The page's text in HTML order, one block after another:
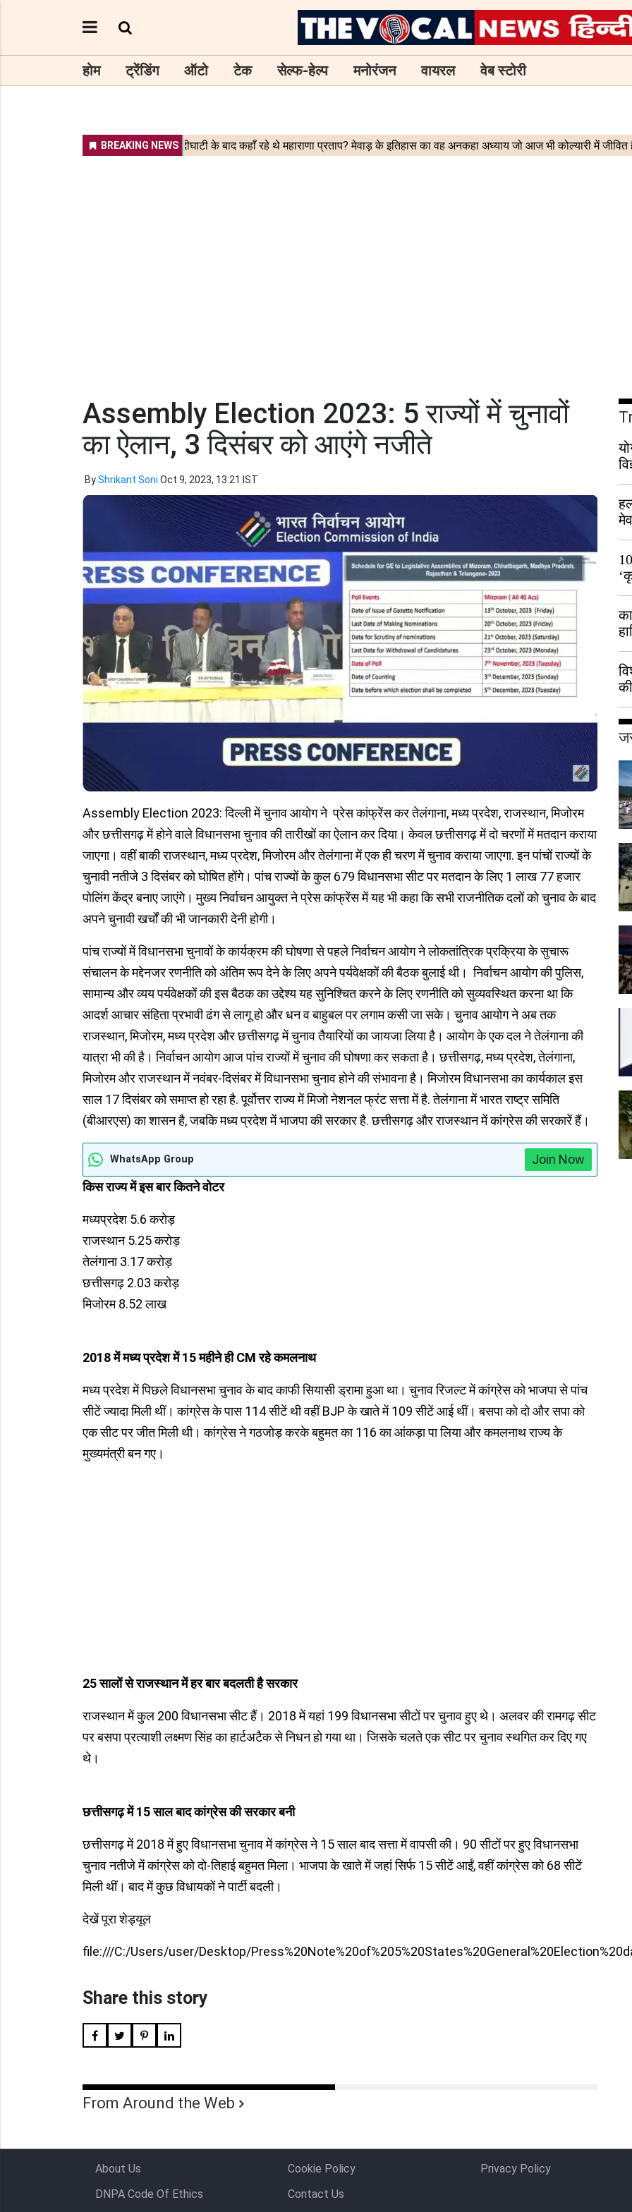
होम ट्रेंडिंग ऑटो टेक सेल्फ-हेल्प मनोरंजन वायरल वेब स्टोरी
Assembly Election 2023: 5 राज्यों में चुनावों
का ऐलान, 3 दिसंबर को आएंगे नजीते
ByShrikant Soni Oct 9, 2023, 13:21 IST
Assembly Election 2023: दिल्ली में चुनाव आयोग ने प्रेस कांफ्रेंस कर तेलंगाना, मध्य प्रदेश, राजस्थान, मिजोरम
और छत्तीसगढ़ में होने वाले विधानसभा चुनाव की तारीखों का ऐलान कर दिया। केवल छत्तीसगढ़ में दो चरणों में मतदान कराया
जाएगा। वहीं बाकी राजस्थान, मध्य प्रदेश, मिजोरम और तेलंगाना में एक ही चरण में चुनाव कराया जाएगा. इन पांचों राज्यों के
चुनावी नतीजे 3 दिसंबर को घोषित होंगे। पांच राज्यों के कुल 679 विधानसभा सीट पर मतदान के लिए 1 लाख 77 हजार
पोलिंग केंद्र बनाए जाएंगे। मुख्य निर्वाचन आयुक्त ने प्रेस कांफ्रेंस में यह भी कहा कि सभी राजनीतिक दलों को चुनाव के बाद
अपने चुनावी खर्चों की भी जानकारी देनी होगी।
पांच राज्यों में विधानसभा चुनावों के कार्यक्रम की घोषणा से पहले निर्वाचन आयोग ने लोकतांत्रिक प्रक्रिया के सुचारू
संचालन के मद्देनजर रणनीति को अंतिम रूप देने के लिए अपने पर्यवेक्षकों की बैठक बुलाई थी। निर्वाचन आयोग की पुलिस,
सामान्य और व्यय पर्यवेक्षकों की इस बैठक का उद्देश्य यह सुनिश्चित करने के लिए रणनीति को सुव्यवस्थित करना था कि
आदर्श आचार संहिता प्रभावी ढंग से लागू हो और धन व बाहुबल पर लगाम कसी जा सके। चुनाव आयोग ने अब तक
राजस्थान, मिजोरम, मध्य प्रदेश और छत्तीसगढ़ में चुनाव तैयारियों का जायजा लिया है। आयोग के एक दल ने तेलंगाना की
यात्रा भी की है। निर्वाचन आयोग आज पांच राज्यों में चुनाव की घोषणा कर सकता है। छत्तीसगढ़, मध्य प्रदेश, तेलंगाना,
मिजोरम और राजस्थान में नवंबर-दिसंबर में विधानसभा चुनाव होने की संभावना है। मिजोरम विधानसभा का कार्यकाल इस
साल 17 दिसंबर को समाप्त हो रहा है. पूर्वोत्तर राज्य में मिजो नेशनल फ्रंट सत्ता में है. तेलंगाना में भारत राष्ट्र समिति
(बीआरएस) का शासन है, जबकि मध्य प्रदेश में भाजपा की सरकार है. छत्तीसगढ़ और राजस्थान में कांग्रेस की सरकारें हैं।
WhatsApp Group
Join Now
किस राज्य में इस बार कितने वोटर
मध्यप्रदेश 5.6 करोड़
राजस्थान 5.25 करोड़
तेलंगाना 3.17 करोड़
छत्तीसगढ़ 2.03 करोड़
मिजोरम 8.52 लाख
2018 में मध्य प्रदेश में 15 महीने ही CM रहे कमलनाथ
मध्य प्रदेश में पिछले विधानसभा चुनाव के बाद काफी सियासी ड्रामा हुआ था। चुनाव रिजल्ट में कांग्रेस को भाजपा से पांच
सीटें ज्यादा मिली थीं। कांग्रेस के पास 114 सीटें थी वहीं BJP के खाते में 109 सीटें आई थीं। बसपा को दो और सपा को
एक सीट पर जीत मिली थी। कांग्रेस ने गठजोड़ करके बहुमत का 116 का आंकड़ा पा लिया और कमलनाथ राज्य के
मुख्यमंत्री बन गए।
25 सालों से राजस्थान में हर बार बदलती है सरकार
राजस्थान में कुल 200 विधानसभा सीट हैं। 2018 में यहां 199 विधानसभा सीटों पर चुनाव हुए थे। अलवर की रामगढ़ सीट
पर बसपा प्रत्याशी लक्ष्मण सिंह का हार्टअटैक से निधन हो गया था। जिसके चलते एक सीट पर चुनाव स्थगित कर दिए गए
थे।
छत्तीसगढ़ में 15 साल बाद कांग्रेस की सरकार बनी
छत्तीसगढ़ में 2018 में हुए विधानसभा चुनाव में कांग्रेस ने 15 साल बाद सत्ता में वापसी की। 90 सीटों पर हुए विधानसभा
चुनाव नतीजे में कांग्रेस को दो-तिहाई बहुमत मिला। भाजपा के खाते में जहां सिर्फ 15 सीटें आईं, वहीं कांग्रेस को 68 सीटें
मिली थीं। बाद में कुछ विधायकों ने पार्टी बदली।
देखें पूरा शेड्यूल
file:///C:/Users/user/Desktop/
Share this story
From Around the Web
हुई
About Us Cookie Policy Privacy Policy
DNPA Code Of Ethics
Contact Us